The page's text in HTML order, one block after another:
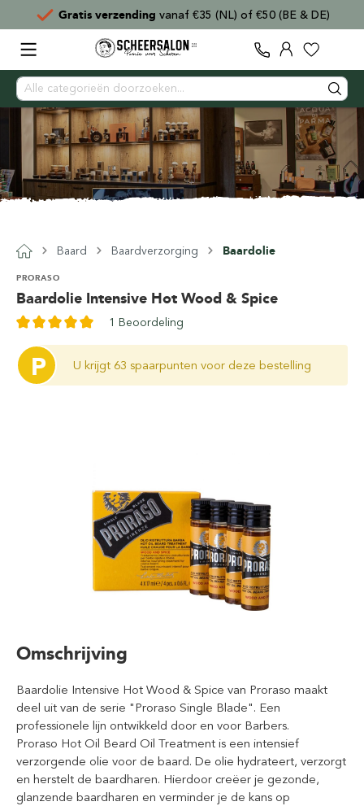
Gratis verzending vanaf €35 (NL) of €50 (BE & DE)
Baard Baardverzorging Baardolie
Baardolie Intensive Hot Wood & Spice
PRORASO
1 Beoordeling
P U krijgt 63 spaarpunten voor deze bestelling
Omschrijving
Baardolie Intensive Hot Wood & Spice van Proraso maakt
deel uit van de serie "Proraso Single Blade". Een
professionele lijn ontwikkeld door en voor Barbers.
Proraso Hot Oil Beard Oil Treatment is een intensief
verzorgende olie voor de baard. De olie hydrateert, verzorgt
en herstelt de baardharen. Hierdoor creëer je gezonde,
glanzende baardharen en verminder je de kans op